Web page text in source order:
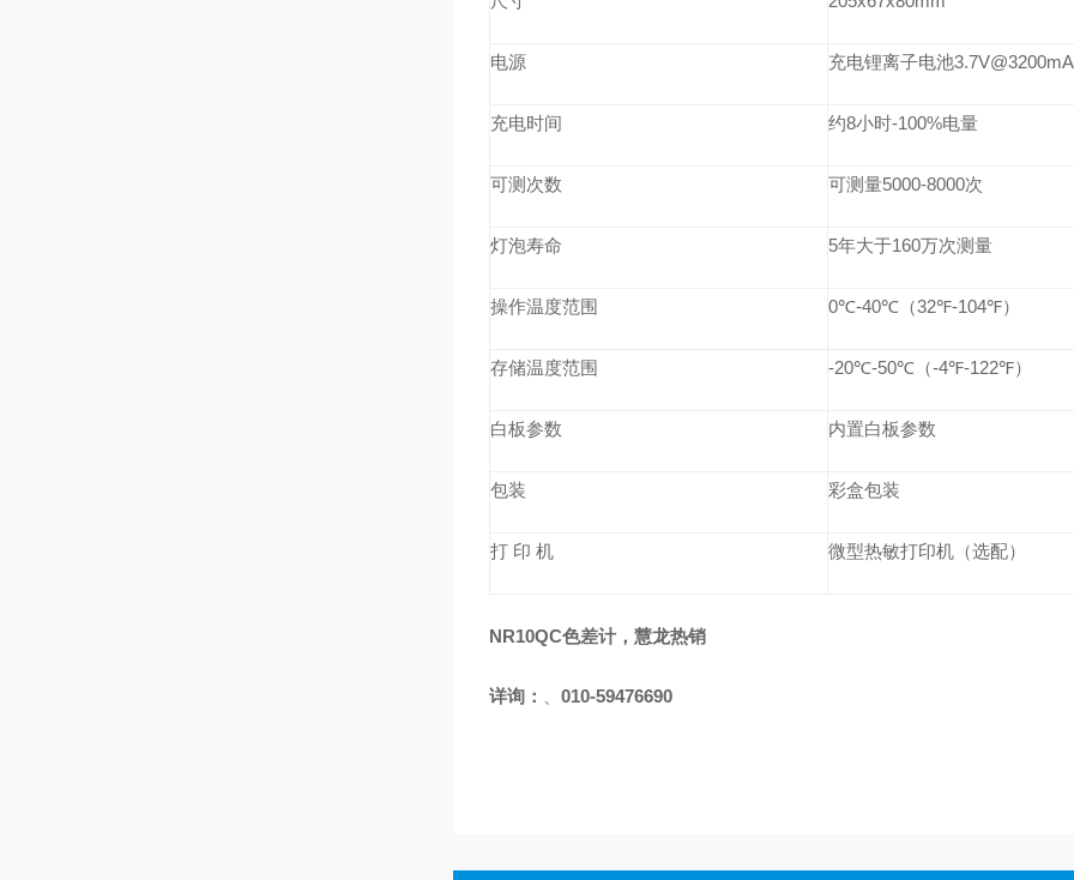
电源 充电锂离子电池
充电时间 约8小时-100%电量
可测次数 可测量5000-8000次
灯泡寿命 5年大于160万次测量
操作温度范围 0℃-40℃（32℉-104℉）
存储温度范围 -20℃-50℃（-4℉-122℉）
白板参数 内置白板参数
包装 彩盒包装
打 印 机 微型热敏打印机（选配）
NR10QC色差计，慧龙热销
详询： 010-59476690